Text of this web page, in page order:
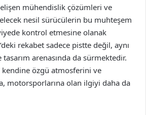
mühendislik çözümleri ve
nesil sürücülerin bu muhteşem
kontrol etmesine olanak
rekabet sadece pistte değil, aynı
arenasında da sürmektedir.
kendine özgü atmosferini ve
motorsporlarına olan ilgiyi daha da